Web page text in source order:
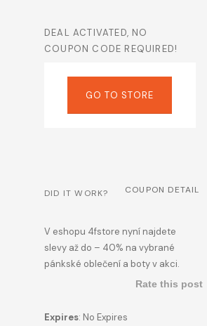
DEAL ACTIVATED, NO
COUPON CODE REQUIRED!
GO TO STORE
DID IT WORK? COUPON DETAIL
V eshopu 4fstore nyní najdete
slevy až do – 40% na vybrané
pánkské oblečení a boty v akci.
Rate this post
Expires: No Expires